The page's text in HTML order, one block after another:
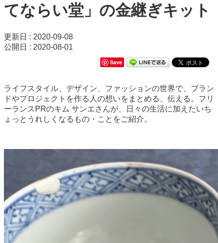
てならい堂」の金継ぎキット
更新日 : 2020-09-08
公開日 : 2020-08-01
Save
ライフスタイル、デザイン、ファッションの世界で、ブラン
ドやプロジェクトを作る人の想いをまとめる、伝える。フリ
ーランスPRのキム サンエさんが、日々の生活に加えたいち
ょっとうれしくなるもの・ことをご紹介。